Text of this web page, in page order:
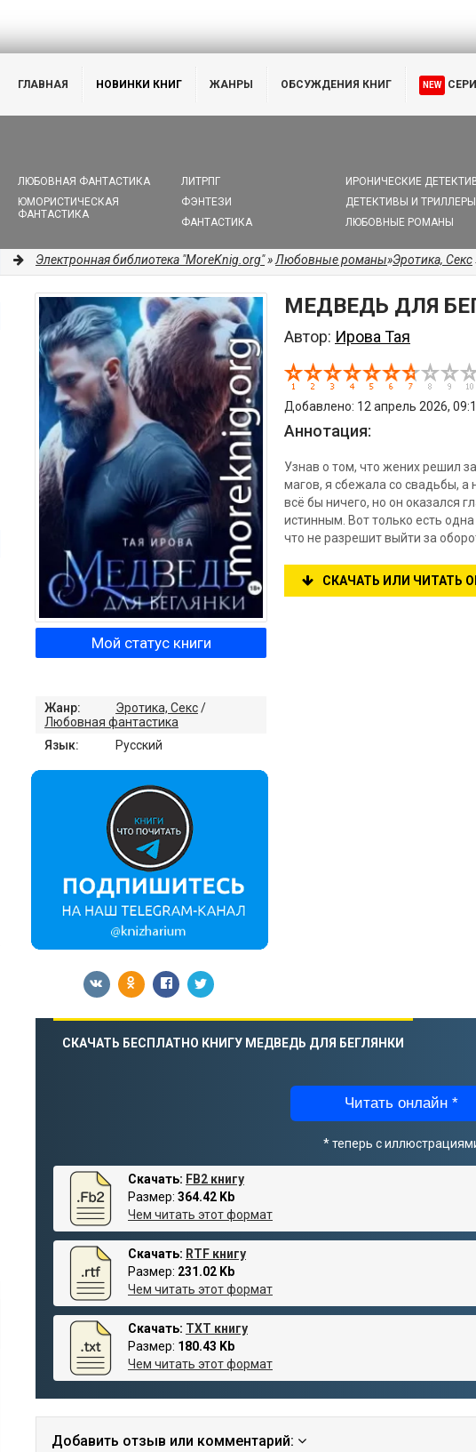
ГЛАВНАЯ НОВИНКИ КНИГ ЖАНРЫ ОБСУЖДЕНИЯ КНИГ NEW
ЛЮБОВНАЯ ФАНТАСТИКА
ЮМОРИСТИЧЕСКАЯ
ФАНТАСТИКА
ЛИТРПГ
ФЭНТЕЗИ
ФАНТАСТИКА
ИРОНИЧЕСКИЕ
ДЕТЕКТИВЫ И ТРИЛЛЕРЫ
ЛЮБОВНЫЕ РОМАНЫ
Электронная библиотека "MoreKnig.org"»Любовные романы»Эротика, Секс
МЕДВЕДЬ ДЛЯ
Автор: Ирова Тая
Добавлено: 12 апрель 2026,
Аннотация:
Узнав о том, что жених решил
магов, я сбежала со свадьбы,
всё бы ничего, но он оказался
истинным. Вот только есть
что не разрешит выйти за
СКАЧАТЬ ИЛИ ЧИТАТЬ
Мой статус книги
Жанр: Эротика, Секс/
Любовная фантастика
Язык:
Русский
СКАЧАТЬ БЕСПЛАТНО КНИГУ МЕДВЕДЬ ДЛЯ БЕГЛЯНКИ
Читать онлайн *
* теперь с
Скачать: FB2 книгу
Размер: 364.42 Kb
Чем читать этот формат
Скачать: RTF книгу
Размер: 231.02 Kb
Чем читать этот формат
Скачать: TXT книгу
Размер: 180.43 Kb
Чем читать этот формат
Добавить отзыв или комментарий: